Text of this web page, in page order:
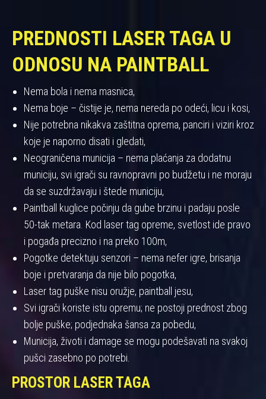
PREDNOSTI LASER TAGA U
ODNOSU NA PAINTBALL
Nema bola i nema masnica,
Nema boje – čistije je, nema nereda po odeći, licu i kosi,
Nije potrebna nikakva zaštitna oprema, panciri i viziri kroz
koje je naporno disati i gledati,
Neograničena municija – nema plaćanja za dodatnu
municiju, svi igrači su ravnopravni po budžetu i ne moraju
da se suzdržavaju i štede municiju,
Paintball kuglice počinju da gube brzinu i padaju posle
50-tak metara. Kod laser tag opreme, svetlost ide pravo
i pogađa precizno i na preko 100m,
Pogotke detektuju senzori – nema nefer igre, brisanja
boje i pretvaranja da nije bilo pogotka,
Laser tag puške nisu oružje, paintball jesu,
Svi igrači koriste istu opremu; ne postoji prednost zbog
bolje puške; podjednaka šansa za pobedu,
Municija, životi i damage se mogu podešavati na svakoj
pušci zasebno po potrebi.
PROSTOR LASER TAGA